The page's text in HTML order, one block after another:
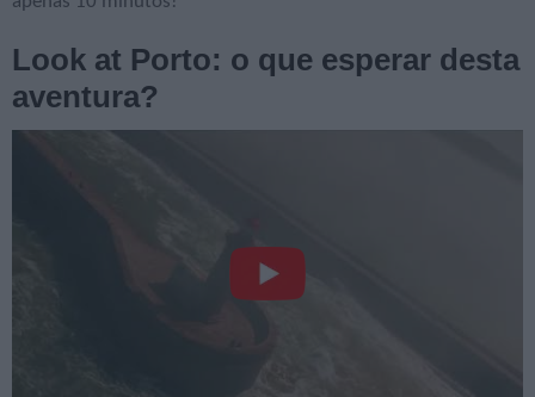
Look at Porto: o que esperar desta
aventura?